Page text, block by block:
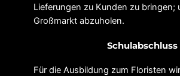
Lieferungen zu Kunden zu bringen;
Großmarkt abzuholen.
Schulabschluss
Für die Ausbildung zum Floristen